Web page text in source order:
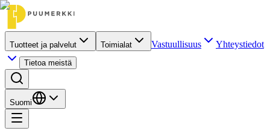
Tuotteet ja palvelut Toimialat Vastuullisuus Yhteystiedot
Tietoa meistä
Suomi